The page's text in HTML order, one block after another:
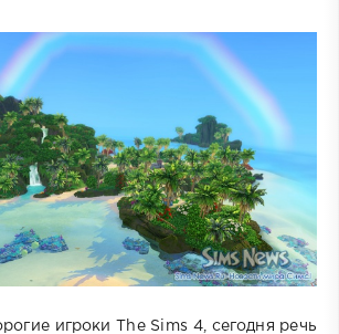
игроки The Sims 4, сегодня речь